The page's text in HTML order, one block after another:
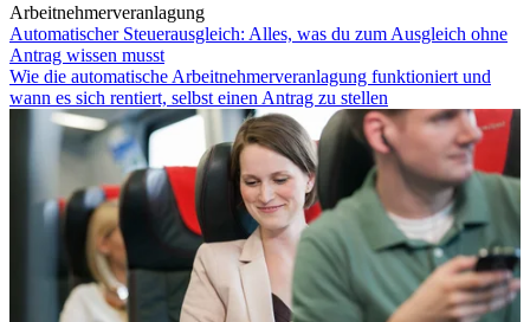
Arbeitnehmerveranlagung
Automatischer Steuerausgleich: Alles, was du zum Ausgleich ohne
Antrag wissen musst
Wie die automatische Arbeitnehmerveranlagung funktioniert und
wann es sich rentiert, selbst einen Antrag zu stellen